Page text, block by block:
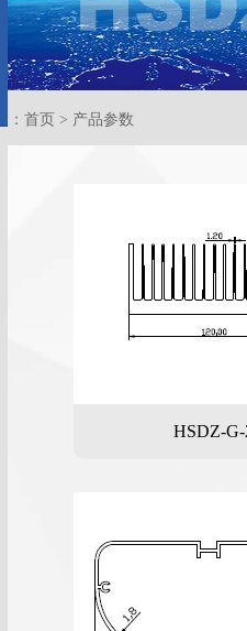
：首页 > 产品参数
HSDZ-G-